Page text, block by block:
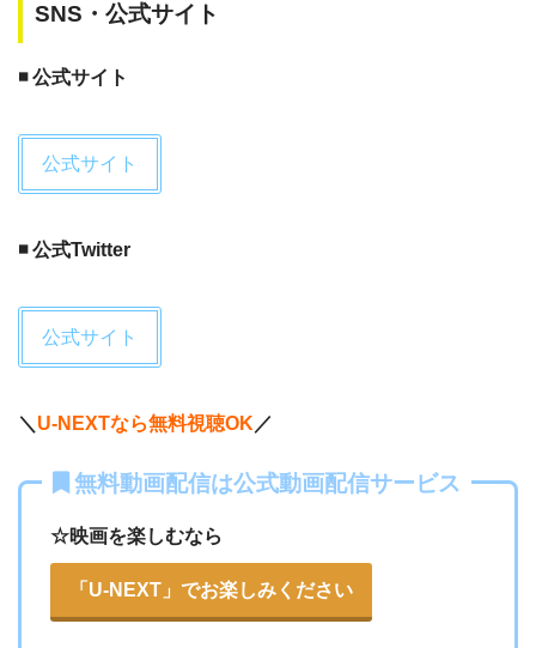
SNS・公式サイト
◾️ 公式サイト
公式サイト
◾️ 公式Twitter
公式サイト
＼ U-NEXTなら無料視聴OK ／
無料動画配信は公式動画配信サービス
☆映画を楽しむなら
「U-NEXT」でお楽しみください